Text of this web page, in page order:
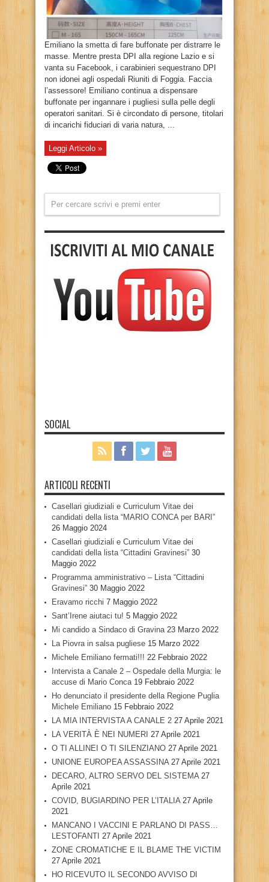
Emiliano la smetta di fare buffonate per distrarre le
masse. Mentre presta DPI alla regione Lazio e si
vanta su Facebook, i carabinieri sequestrano DPI
non idonei agli ospedali Riuniti di Foggia. Faccia
l’assessore! Emiliano continua a dispensare
buffonate per ingannare i pugliesi sulla pelle degli
operatori sanitari. Si è circondato di persone, titolari
di incarichi fiduciari di varia natura, ...
Leggi Articolo »
SOCIAL
ARTICOLI RECENTI
Casellari giudiziali e Curriculum Vitae dei
candidati della lista “MARIO CONCA per BARI”
26 Maggio 2024
Casellari giudiziali e Curriculum Vitae dei
candidati della lista “Cittadini Gravinesi” 30
Maggio 2022
Programma amministrativo – Lista “Cittadini
Gravinesi” 30 Maggio 2022
Eravamo ricchi 7 Maggio 2022
Sant’Irene aiutaci tu! 5 Maggio 2022
Mi candido a Sindaco di Gravina 23 Marzo 2022
La Piovra in salsa pugliese 15 Marzo 2022
Michele Emiliano fermati!!! 22 Febbraio 2022
Intervista a Canale 2 – Ospedale della Murgia: le
accuse di Mario Conca 19 Febbraio 2022
Ho denunciato il presidente della Regione Puglia
Michele Emiliano 15 Febbraio 2022
LA MIA INTERVISTA A CANALE 2 27 Aprile 2021
LA VERITÀ È NEI NUMERI 27 Aprile 2021
O TI ALLINEI O TI SILENZIANO 27 Aprile 2021
UNIONE EUROPEA ASSASSINA 27 Aprile 2021
DECARO, ALTRO SERVO DEL SISTEMA 27
Aprile 2021
COVID, BUGIARDINO PER L’ITALIA 27 Aprile
2021
MANCANO I VACCINI E PARLANO DI PASS…
LESTOFANTI 27 Aprile 2021
ZONE CROMATICHE E IL BLAME THE VICTIM
27 Aprile 2021
HO RICEVUTO IL SECONDO AVVISO DI